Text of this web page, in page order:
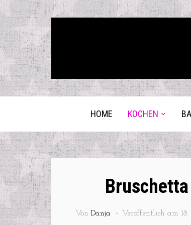
HOME KOCHEN
VonDanja Veröffentlich am